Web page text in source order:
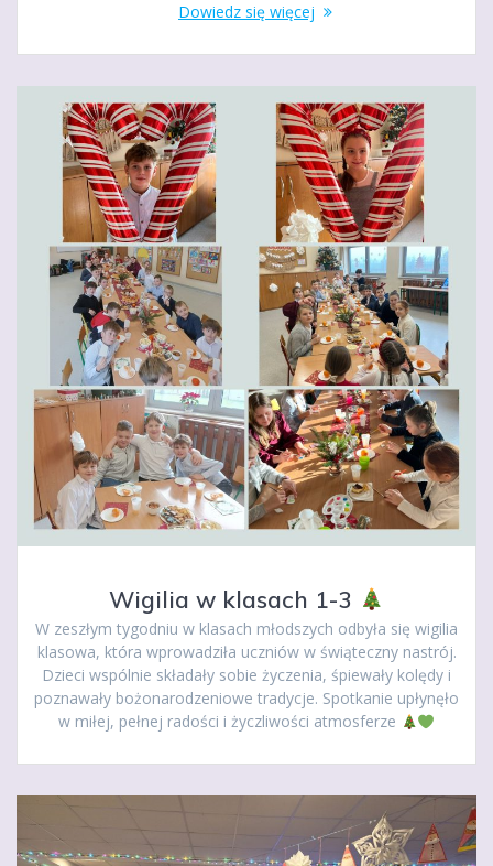
Dowiedz się więcej
Wigilia w klasach 1-3
W zeszłym tygodniu w klasach młodszych odbyła się wigilia
klasowa, która wprowadziła uczniów w świąteczny nastrój.
Dzieci wspólnie składały sobie życzenia, śpiewały kolędy i
poznawały bożonarodzeniowe tradycje. Spotkanie upłynęło
w miłej, pełnej radości i życzliwości atmosferze